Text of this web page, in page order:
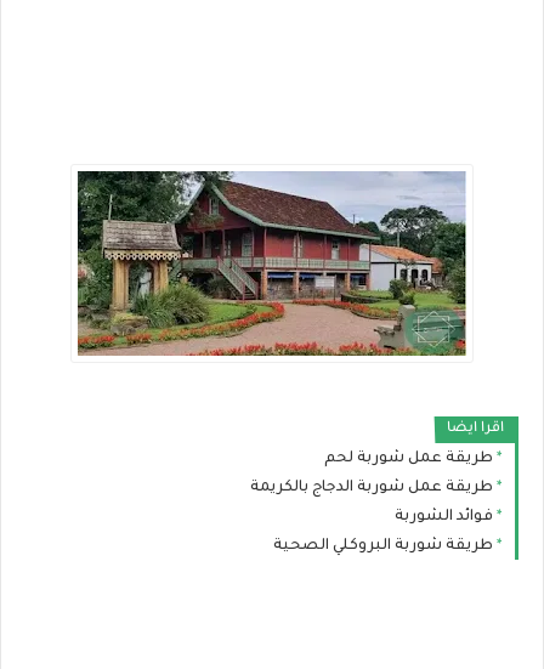
اقرا ايضا
طريقة عمل شوربة لحم
طريقة عمل شوربة الدجاج بالكريمة
فوائد الشوربة
طريقة شوربة البروكلي الصحية